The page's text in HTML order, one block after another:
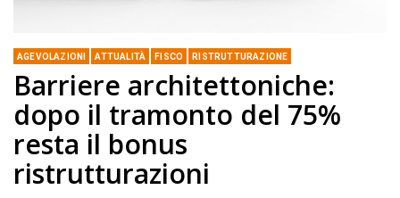
AGEVOLAZIONI ATTUALITÀ FISCO RISTRUTTURAZIONE
Barriere architettoniche:
dopo il tramonto del 75%
resta il bonus
ristrutturazioni